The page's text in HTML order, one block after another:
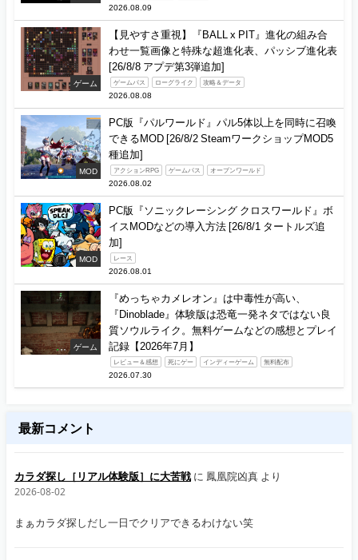
2026.08.09
ゲーム
【見やすさ重視】『BALL x PIT』進化の組み合
わせ一覧画像と特殊な超進化表、パッシブ進化表
[26/8/8 アプデ第3弾追加]
ゲームパス ローグライク 攻略＆データ
2026.08.08
MOD
PC版『パルワールド』パル5体以上を同時に召喚
できるMOD [26/8/2 SteamワークショップMOD5
種追加]
アクションRPG ゲームパス オープンワールド
2026.08.02
MOD
PC版『ソニックレーシング クロスワールド』ボ
イスMODなどの導入方法 [26/8/1 タートルズ追
加]
レース
2026.08.01
ゲーム
『めっちゃカメレオン』は中毒性が高い、
『Dinoblade』体験版は恐竜一発ネタではない良
質ソウルライク。無料ゲームなどの感想とプレイ
記録【2026年7月】
レビュー＆感想 死にゲー インディーゲーム 無料配布
2026.07.30
最新コメント
カラダ探し［リアル体験版］に大苦戦 に 鳳凰院凶真 より
2026-08-02
まぁカラダ探しだし一日でクリアできるわけない笑